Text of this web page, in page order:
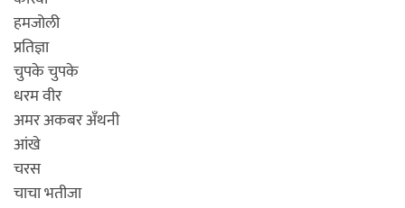
हमजोली
प्रतिज्ञा
चुपके चुपके
धरम वीर
अमर अकबर अँथनी
आंखे
चरस
चाचा भतीजा